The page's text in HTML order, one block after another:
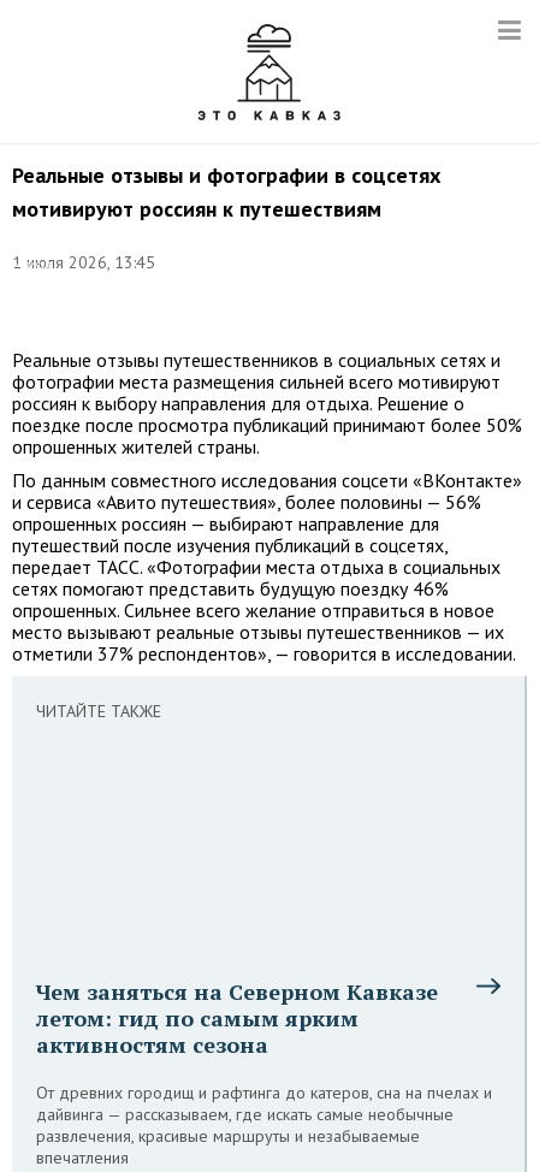
Реальные отзывы и фотографии в соцсетях
мотивируют россиян к путешествиям
1 июля 2026, 13:45
Мария
Реальные отзывы путешественников в социальных сетях и
фотографии места размещения сильней всего мотивируют
россиян к выбору направления для отдыха. Решение о
поездке после просмотра публикаций принимают более 50%
опрошенных жителей страны.
По данным совместного исследования соцсети «ВКонтакте»
и сервиса «Авито путешествия», более половины — 56%
опрошенных россиян — выбирают направление для
путешествий после изучения публикаций в соцсетях,
передает ТАСС. «Фотографии места отдыха в социальных
сетях помогают представить будущую поездку 46%
опрошенных. Сильнее всего желание отправиться в новое
место вызывают реальные отзывы путешественников — их
отметили 37% респондентов», — говорится в исследовании.
ЧИТАЙТЕ ТАКЖЕ
Чем заняться на Северном Кавказе
летом: гид по самым ярким
активностям сезона
От древних городищ и рафтинга до катеров, сна на пчелах и
дайвинга — рассказываем, где искать самые необычные
развлечения, красивые маршруты и незабываемые
впечатления